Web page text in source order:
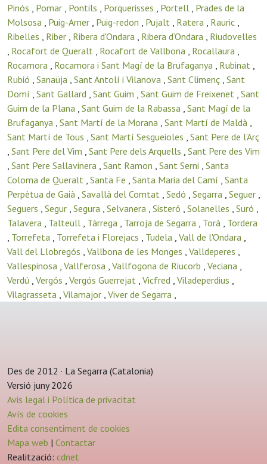
Pinós , Pomar , Pontils , Porquerisses , Portell , Prades de la
Molsosa , Puig-Arner , Puig-redon , Pujalt , Ratera , Rauric ,
Ribelles , Riber , Ribera d'Ondara , Ribera d’Ondara , Riudovelles
, Rocafort de Queralt , Rocafort de Vallbona , Rocallaura ,
Rocamora , Rocamora i Sant Magí de la Brufaganya , Rubinat ,
Rubió , Sanaüja , Sant Antolí i Vilanova , Sant Climenç , Sant
Domí , Sant Gallard , Sant Guim , Sant Guim de Freixenet , Sant
Guim de la Plana , Sant Guim de la Rabassa , Sant Magí de la
Brufaganya , Sant Martí de la Morana , Sant Martí de Maldà ,
Sant Martí de Tous , Sant Martí Sesgueioles , Sant Pere de l’Arç
, Sant Pere del Vim , Sant Pere dels Arquells , Sant Pere des Vim
, Sant Pere Sallavinera , Sant Ramon , Sant Serni , Santa
Coloma de Queralt , Santa Fe , Santa Maria del Camí , Santa
Perpètua de Gaià , Savallà del Comtat , Sedó , Segarra , Seguer ,
Seguers , Segur , Segura , Selvanera , Sisteró , Solanelles , Suró ,
Talavera , Talteüll , Tàrrega , Tarroja de Segarra , Torà , Tordera
, Torrefeta , Torrefeta i Florejacs , Tudela , Vall de l'Ondara ,
Vall del Llobregós , Vallbona de les Monges , Valldeperes ,
Vallespinosa , Vallferosa , Vallfogona de Riucorb , Veciana ,
Verdú , Vergós , Vergós Guerrejat , Vicfred , Viladeperdius ,
Vilagrasseta , Vilamajor , Viver de Segarra ,
Des de 2012 · La Segarra (Catalonia)
Versió juny 2026
Avis legal i Política de privacitat
Avís de cookies
Edita consentiment de cookies
Mapa web | Contactar
Realització: cdnet